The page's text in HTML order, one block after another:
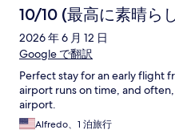
10/10 (最高に素晴ら
2026 年 6 月 12 日
Google で翻訳
Perfect stay for an early flight
airport runs on time, and
airport.
Alfredo、1 泊旅行